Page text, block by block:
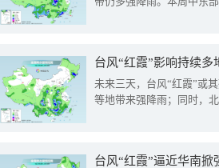
台风“红霞”影响持续
未来三天，台风“红霞”或
等地带来强降雨；同时，
台风“红霞”逼近华南